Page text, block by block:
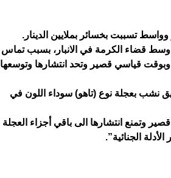
تسببت بخسائر بملايين الدينار.
قضاء الكرمة في الانبار، بسبب تماس
وبوقت قياسي قصير وتحد انتشارها وتوسعها
نشب بعجلة نوع (تاهو) سوداء اللون في
وتمنع انتشارها الى باقي أجزاء العجلة
الجنائية”.